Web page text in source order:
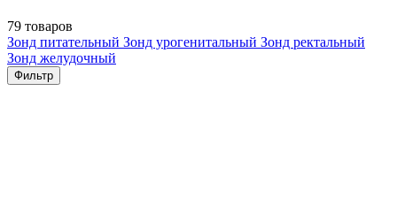
79 товаров
Зонд питательный Зонд урогенитальный Зонд ректальный
Зонд желудочный
Фильтр